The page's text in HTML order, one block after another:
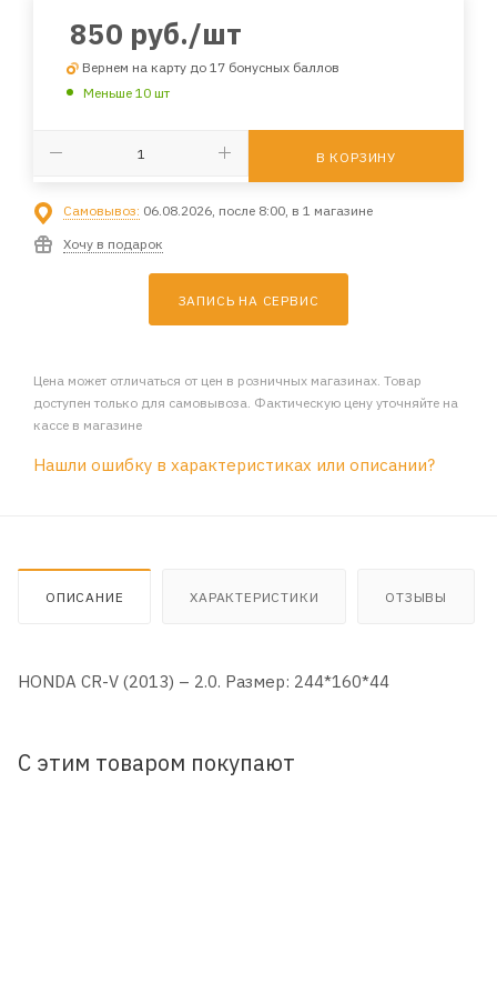
850 руб./шт
Вернем на карту до 17 бонусных баллов
Меньше 10 шт
В КОРЗИНУ
Самовывоз: 06.08.2026, после 8:00, в 1 магазине
Хочу в подарок
ЗАПИСЬ НА СЕРВИС
Цена может отличаться от цен в розничных магазинах. Товар
доступен только для самовывоза. Фактическую цену уточняйте на
кассе в магазине
Нашли ошибку в характеристиках или описании?
ОПИСАНИЕ ХАРАКТЕРИСТИКИ ОТЗЫВЫ
HONDA CR-V (2013) – 2.0. Размер: 244*160*44
С этим товаром покупают